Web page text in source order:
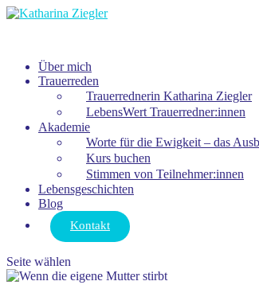
Über mich
Trauerreden
Trauerrednerin Katharina Ziegler
LebensWert Trauerredner:innen
Akademie
Worte für die Ewigkeit – das
Kurs buchen
Stimmen von Teilnehmer:innen
Lebensgeschichten
Blog
Kontakt
Seite wählen